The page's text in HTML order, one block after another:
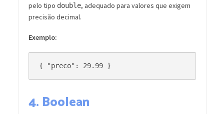
pelo tipo double, adequado para valores que exigem
precisão decimal.
Exemplo:
4. Boolean